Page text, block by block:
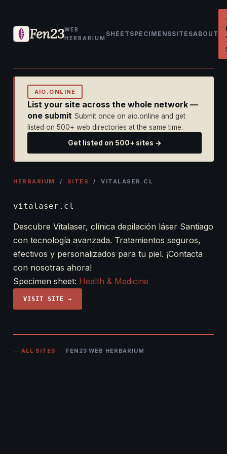
Fen23WEB
HERBARIUM
SHEET SPECIMENSSITESABOUT
AIO.ONLINE
List your site across the whole network —
one submit Submit once on aio.online and get
listed on 500+ web directories at the same time.
Get listed on 500+ sites →
HERBARIUM / SITES / VITALASER.CL
vitalaser.cl
Descubre Vitalaser, clínica depilación láser Santiago
con tecnología avanzada. Tratamientos seguros,
efectivos y personalizados para tu piel. ¡Contacta
con nosotras ahora!
Specimen sheet: Health & Medicine
VISIT SITE →
← ALL SITES · FEN23 WEB HERBARIUM